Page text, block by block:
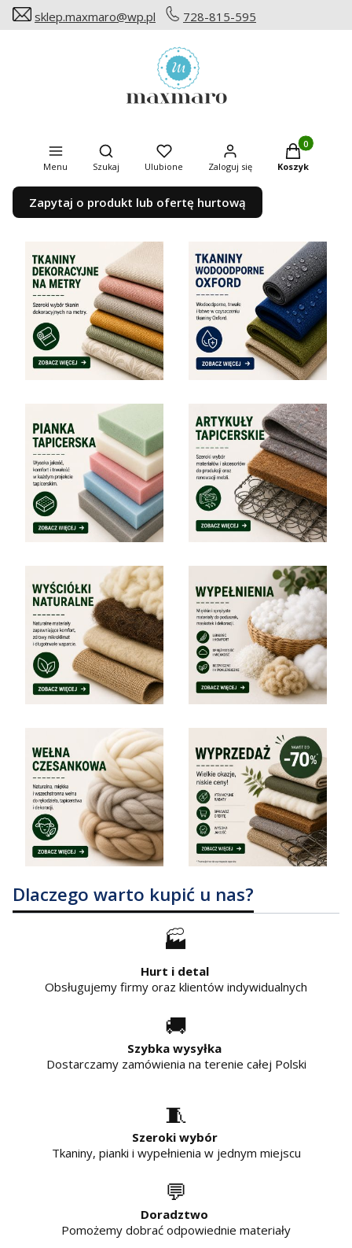
sklep.maxmaro@wp.pl 728-815-595
Menu
Otwórz wyszukiwarkę
Szukaj Ulubione Zaloguj się
Produkty w
Koszyk
Zapytaj o produkt lub ofertę hurtową
Dlaczego warto kupić u nas?
🏭
Hurt i detal
Obsługujemy firmy oraz klientów indywidualnych
🚚
Szybka wysyłka
Dostarczamy zamówienia na terenie całej Polski
🧵
Szeroki wybór
Tkaniny, pianki i wypełnienia w jednym miejscu
💬
Doradztwo
Pomożemy dobrać odpowiednie materiały